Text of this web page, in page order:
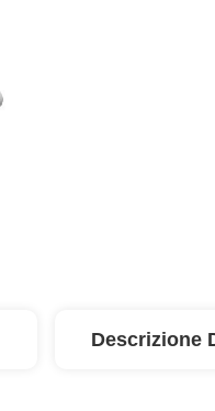
Descrizione